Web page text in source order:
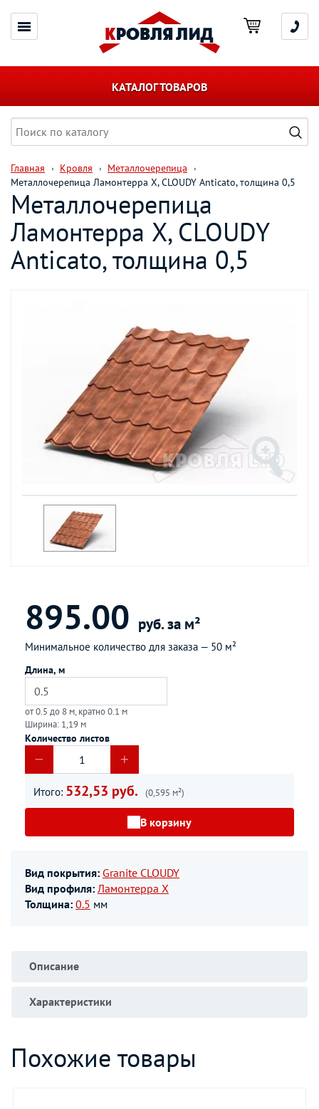
КАТАЛОГ ТОВАРОВ
Главная Кровля
Металлочерепица
Металлочерепица Ламонтерра X, CLOUDY Anticato, толщина 0,5
Металлочерепица
Ламонтерра X, CLOUDY
Anticato, толщина 0,5
895.00 руб. за м²
Минимальное количество для заказа — 50 м²
Длина, м
от 0.5 до 8 м, кратно 0.1 м
Ширина: 1,19 м
Количество листов
Итого: 532,53 руб. (0,595 м²)
В корзину
Вид покрытия: Granite CLOUDY
Вид профиля: Ламонтерра Х
Толщина: 0.5 мм
Описание
Характеристики
Похожие товары